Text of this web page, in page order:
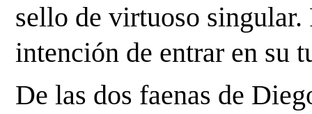
sello de virtuoso singular.
intención de entrar en su
De las dos faenas de